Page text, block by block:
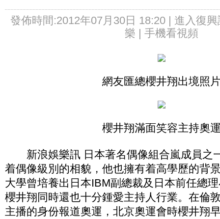
發佈時間:2012年07月30日 18:20 | 進入復
樂 | 手機看視頻
網友匯總櫻井翔出境照
櫻井翔滿面笑容主持奧
新浪娛樂訊 日本著名偶像組合嵐成員之
着偶像級別的相貌，他也擁有着高學歷的背
大學曾培養出日本IBM副總裁及日本前任總
櫻井翔同時還也十分鍾愛主持人行業。在倫
主播的身份報道奧運，北京奧運會時櫻井翔